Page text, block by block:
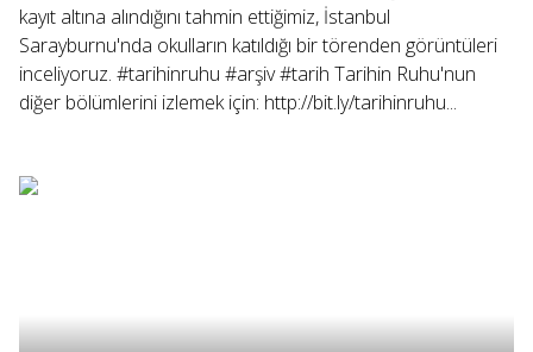
kayıt altına alındığını tahmin ettiğimiz, İstanbul
Sarayburnu'nda okulların katıldığı bir törenden görüntüleri
inceliyoruz. #tarihinruhu #arşiv #tarih Tarihin Ruhu'nun
diğer bölümlerini izlemek için: http://bit.ly/tarihinruhu...